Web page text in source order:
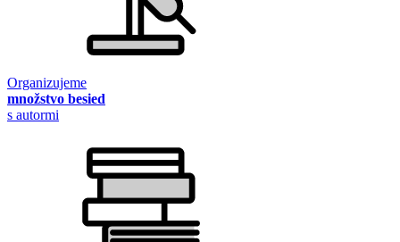
Organizujeme
množstvo besied
s autormi